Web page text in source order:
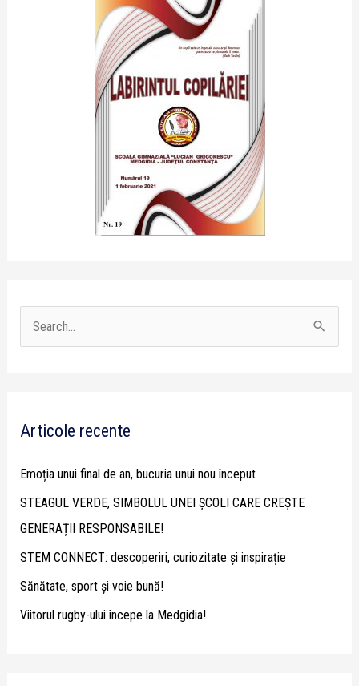
c
o
r
:
Articole recente
Emoția unui final de an, bucuria unui nou început
STEAGUL VERDE, SIMBOLUL UNEI ȘCOLI CARE CREȘTE
GENERAȚII RESPONSABILE!
STEM CONNECT: descoperiri, curiozitate și inspirație
Sănătate, sport și voie bună!
Viitorul rugby-ului începe la Medgidia!